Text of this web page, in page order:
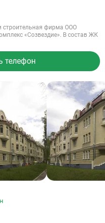
строительная фирма ООО
«Созвездие». В состав ЖК
телефон